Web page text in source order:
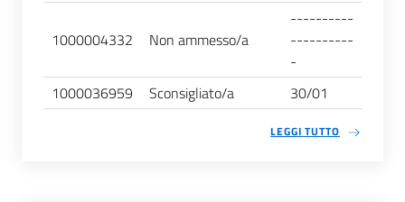
1000004332 Non ammesso/a
----------
----------
-
1000036959
Sconsigliato/a 30/01
LEGGI TUTTO